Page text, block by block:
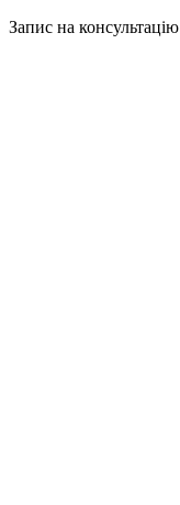
Запис на консультацію